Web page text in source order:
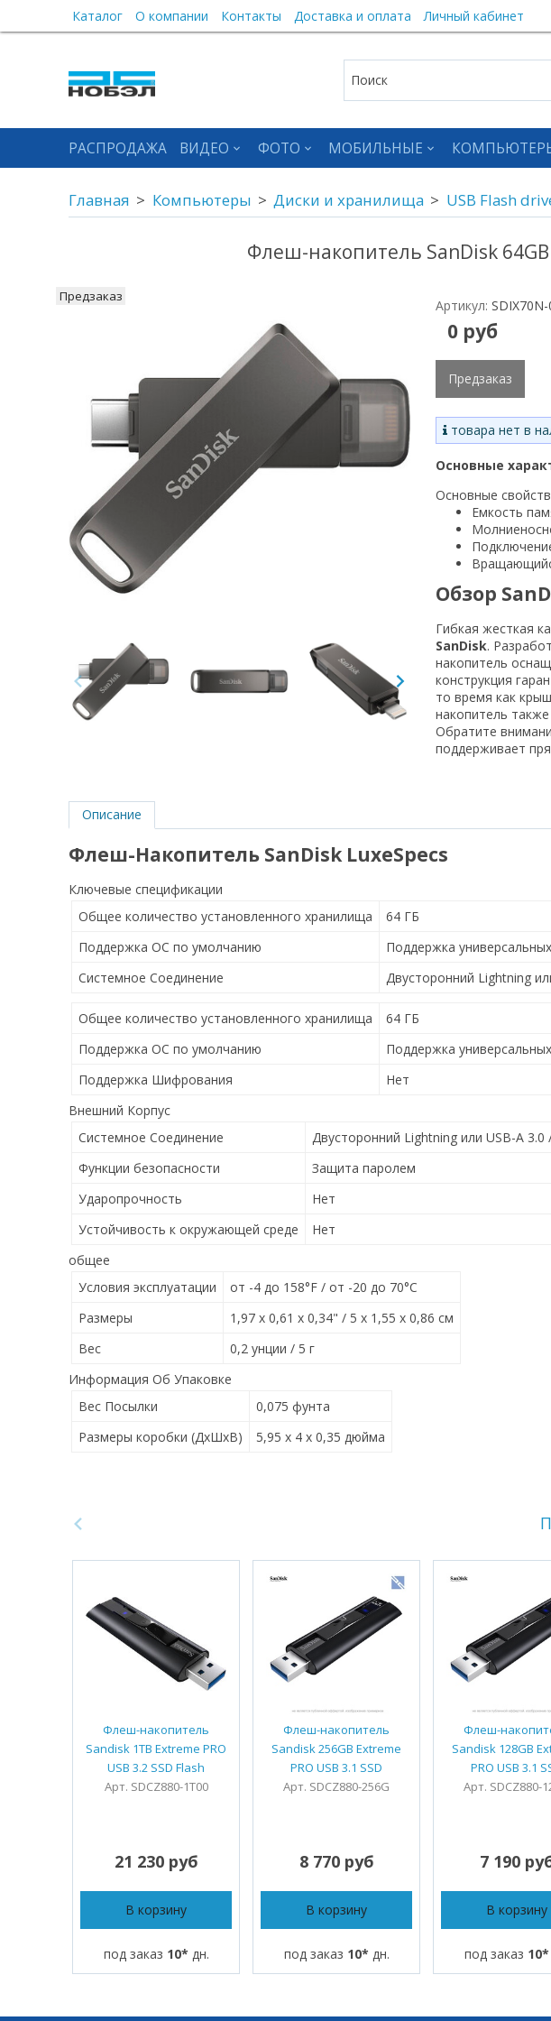
Каталог О компании Контакты Доставка и оплата Личный кабинет
РАСПРОДАЖА ВИДЕО ФОТО МОБИЛЬНЫЕ
Главная Компьютеры Диски и хранилища USB Flash
Флеш-накопитель SanDisk
Предзаказ
Артикул:
0 руб
Предзаказ
товара нет в
Основные
Основные
Емкость
Обзор
Гибкая жесткая
SanDisk.
накопитель
конструкция
то время как
накопитель
Обратите
поддерживает
Описание
Флеш-Накопитель SanDisk LuxeSpecs
Ключевые спецификации
Общее количество установленного хранилища
64 ГБ
Поддержка ОС по умолчанию
Поддержка
Системное Соединение
Двусторонний Lightning
Общее количество установленного хранилища
64 ГБ
Поддержка ОС по умолчанию
Поддержка
Поддержка Шифрования
Нет
Внешний Корпус
Системное Соединение
Двусторонний Lightning или USB-A 3.0
Функции безопасности
Защита паролем
Ударопрочность
Нет
Устойчивость к окружающей среде
Нет
общее
Условия эксплуатации
от -4 до 158°F / от -20 до 70°C
Размеры
1,97 x 0,61 x 0,34" / 5 x 1,55 x 0,86 см
Вес
0,2 унции / 5 г
Информация Об Упаковке
Вес Посылки
0,075 фунта
Размеры коробки (ДхШхВ)
5,95 x 4 x 0,35 дюйма
Флеш-накопитель
Sandisk 1TB Extreme PRO
USB 3.2 SSD Flash
Арт. SDCZ880-1T00
21 230 руб
В корзину
под заказ 10* дн.
Флеш-накопитель
Sandisk 256GB Extreme
PRO USB 3.1 SSD
Арт. SDCZ880-256G
8 770 руб
В корзину
под заказ 10* дн.
Флеш-
Sandisk 128GB
PRO USB 3.1
Арт. SDCZ880-
7 190
В корзину
под заказ 10*